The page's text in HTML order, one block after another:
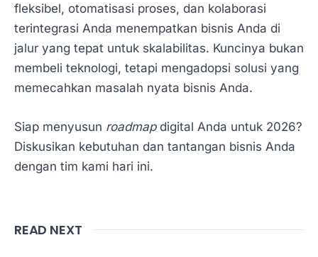
fleksibel, otomatisasi proses, dan kolaborasi
terintegrasi Anda menempatkan bisnis Anda di
jalur yang tepat untuk skalabilitas. Kuncinya bukan
membeli teknologi, tetapi mengadopsi solusi yang
memecahkan masalah nyata bisnis Anda.
Siap menyusun roadmapdigital Anda untuk 2026?
Diskusikan kebutuhan dan tantangan bisnis Anda
dengan tim kami hari ini.
READ NEXT